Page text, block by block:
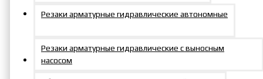
Резаки арматурные гидравлические автономные
Резаки арматурные гидравлические с выносным
насосом